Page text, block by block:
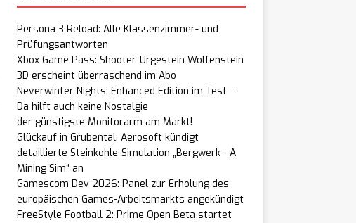
Persona 3 Reload: Alle Klassenzimmer- und
Prüfungsantworten
Xbox Game Pass: Shooter-Urgestein Wolfenstein
3D erscheint überraschend im Abo
Neverwinter Nights: Enhanced Edition im Test –
Da hilft auch keine Nostalgie
der günstigste Monitorarm am Markt!
Glückauf in Grubental: Aerosoft kündigt
detaillierte Steinkohle-Simulation „Bergwerk - A
Mining Sim“ an
Gamescom Dev 2026: Panel zur Erholung des
europäischen Games-Arbeitsmarkts angekündigt
FreeStyle Football 2: Prime Open Beta startet